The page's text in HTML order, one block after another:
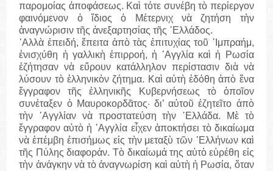
παρομοίας ἀποφάσεως. Καὶ τότε συνέβη τὸ περίεργον
φαινόμενον ὁ ἴδιος ὁ Μέτερνιχ νὰ ζητήση τὴν
ἀναγνώρισιν τῆς ἀνεξαρτησίας τῆς ῾Ελλάδος.
᾽Αλλὰ ἐπειδή, ἔπειτα ἀπὸ τὰς ἐπιτυχίας τοῦ ᾽Ιμπραήμ,
ἐνισχύθη ἡ γαλλικὴ ἐπιρροή, ἡ ᾽Αγγλία καὶ ἡ Ρωσία
ἐζήτησαν νὰ εὕρουν κατάλληλον περίστασιν διὰ νὰ
λύσουν τὸ ἑλληνικὸν ζήτημα. Καὶ αὐτὴ ἐδόθη ἀπὸ ἕνα
ἔγγραφον τῆς ἑλληνικῆς Κυβερνήσεως τὸ ὁποῖον
συνέταξεν ὁ Μαυροκορδᾶτος· δι’ αὐτοῦ ἐζητεῖτο ἀπὸ
τὴν ᾽Αγγλίαν νὰ προστατεύση τὴν ῾Ελλάδα. Μὲ τὸ
ἔγγραφον αὐτὸ ἡ ᾽Αγγλία εἶχεν ἀποκτήσει τὸ δικαίωμα
νὰ ἐπέμβη ἐπισήμως εἰς τὴν μεταξὺ τῶν ῾Ελλήνων καὶ
τῆς Πύλης διαφοράν. Τὸ δικαίωμά της αὐτὸ εὑρέθη εἰς
τὴν ἀνάγκην νὰ τὸ ἀναγνωρίση καὶ αὐτὴ ἡ Ρωσία, ὅταν